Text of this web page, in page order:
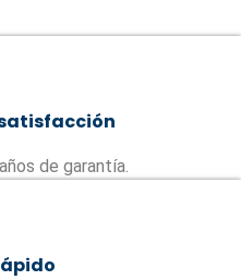
de garantía.